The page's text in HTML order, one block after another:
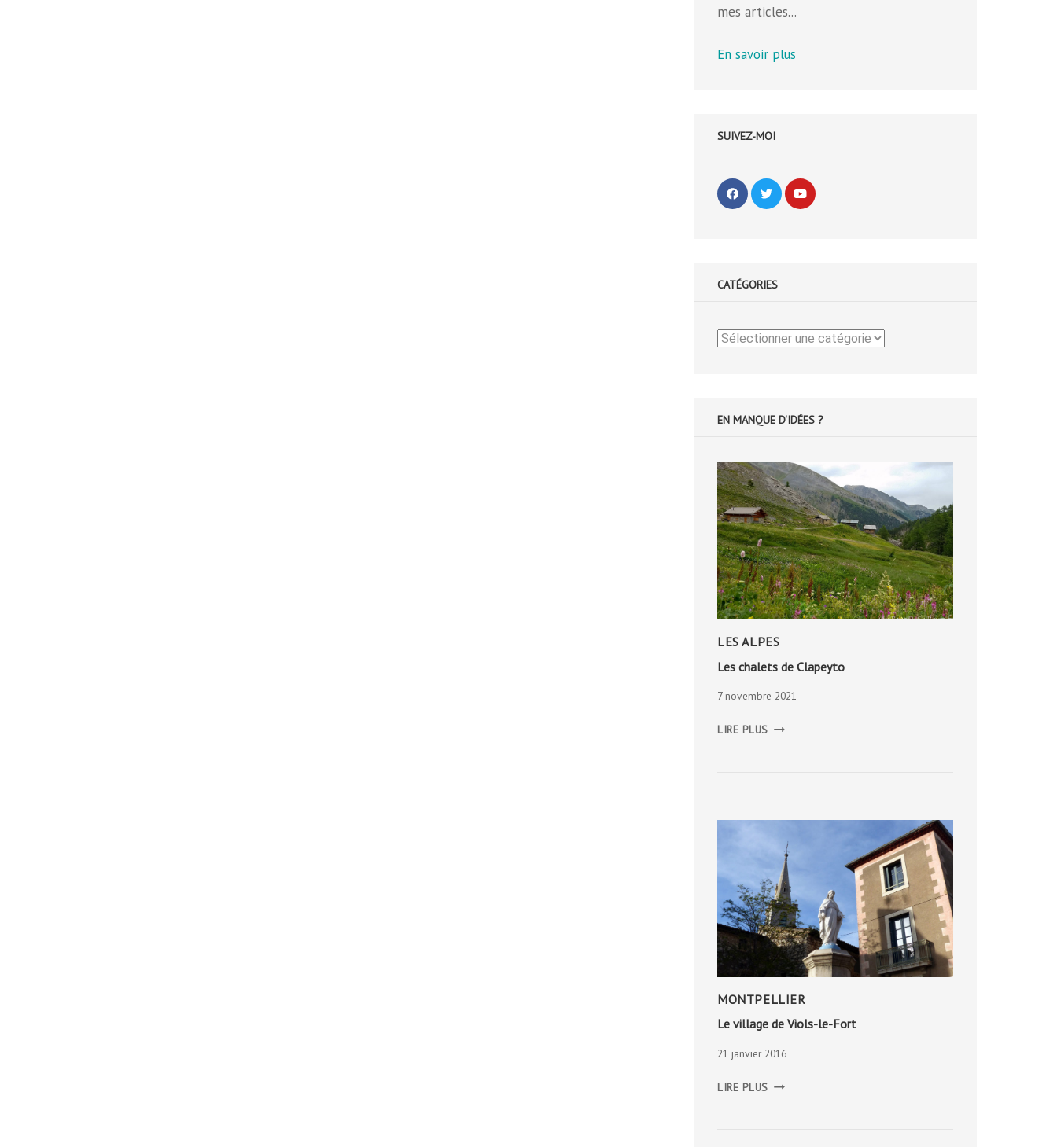
mes articles...
En savoir plus
SUIVEZ-MOI
CATÉGORIES
Catégories
EN MANQUE D'IDÉES ?
LES ALPES
Les chalets de Clapeyto
7 novembre 2021
LIRE PLUS CHALETS
MONTPELLIER
Le village de Viols-le-Fort
21 janvier 2016
LIRE PLUS VILLAGE